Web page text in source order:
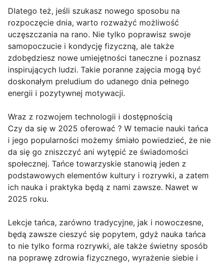
Dlatego też, jeśli szukasz nowego sposobu na
rozpoczęcie dnia, warto rozważyć możliwość
uczęszczania na rano. Nie tylko poprawisz swoje
samopoczucie i kondycję fizyczną, ale także
zdobędziesz nowe umiejętności taneczne i poznasz
inspirujących ludzi. Takie poranne zajęcia mogą być
doskonałym preludium do udanego dnia pełnego
energii i pozytywnej motywacji.
Wraz z rozwojem technologii i dostępnością
Czy da się w 2025 oferować ? W temacie nauki tańca
i jego popularności możemy śmiało powiedzieć, że nie
da się go zniszczyć ani wytępić ze świadomości
społecznej. Tańce towarzyskie stanowią jeden z
podstawowych elementów kultury i rozrywki, a zatem
ich nauka i praktyka będą z nami zawsze. Nawet w
2025 roku.
Lekcje tańca, zarówno tradycyjne, jak i nowoczesne,
będą zawsze cieszyć się popytem, gdyż nauka tańca
to nie tylko forma rozrywki, ale także świetny sposób
na poprawę zdrowia fizycznego, wyrażenie siebie i